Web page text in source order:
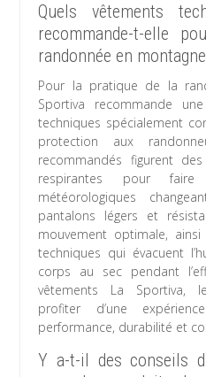
Quels vêtements
recommande-t-elle
randonnée en
Pour la pratique de la
Sportiva recommande
techniques spécialement
protection aux
recommandés figurent
respirantes pour
météorologiques
pantalons légers et
mouvement optimale,
techniques qui évacuent
corps au sec pendant
vêtements La Sportiva,
profiter d’une
performance, durabilité et
Y a-t-il des conseils